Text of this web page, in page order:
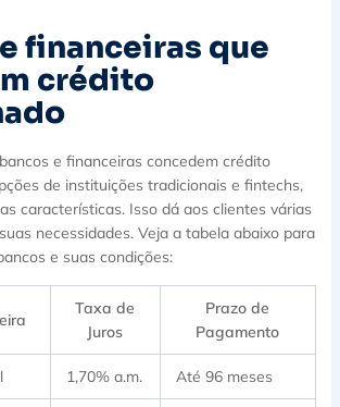
financeiras que
crédito
e financeiras concedem crédito
de instituições tradicionais e fintechs,
características. Isso dá aos clientes várias
necessidades. Veja a tabela abaixo para
e suas condições:
Taxa de
Juros
Prazo de
Pagamento
1,70% a.m. Até 96 meses